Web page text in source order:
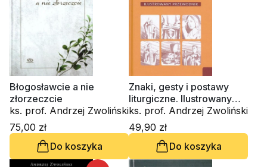
Błogosławcie a nie
złorzeczcie
ks. prof. Andrzej Zwoliński
75,00 zł
Do koszyka
Znaki, gesty i postawy
liturgiczne. Ilustrowany
przewodnik
ks. prof. Andrzej Zwoliński
49,90 zł
Do koszyka